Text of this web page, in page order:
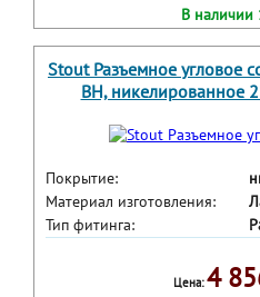
В наличии
Stout Разъемное угловое
ВН, никелированное
Покрытие:
Материал изготовления:
Тип фитинга:
Цена:4